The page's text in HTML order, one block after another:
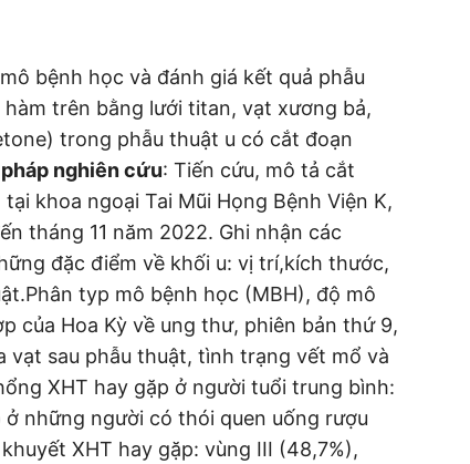
bệnh học và đánh giá kết quả phẫu
trên bằng lưới titan, vạt xương bả,
trong phẫu thuật u có cắt đoạn
nghiên cứu: Tiến cứu, mô tả cắt
khoa ngoại Tai Mũi Họng Bệnh Viện K,
tháng 11 năm 2022. Ghi nhận các
đặc điểm về khối u: vị trí,kích thước,
typ mô bệnh học (MBH), độ mô
của Hoa Kỳ về ung thư, phiên bản thứ 9,
vạt sau phẫu thuật, tình trạng vết mổ và
XHT hay gặp ở người tuổi trung bình:
ở những người có thói quen uống rượu
XHT hay gặp: vùng III (48,7%),